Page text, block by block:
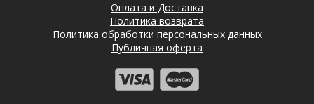
Оплата и Доставка
Политика возврата
Политика обработки персональных данных
Публичная оферта